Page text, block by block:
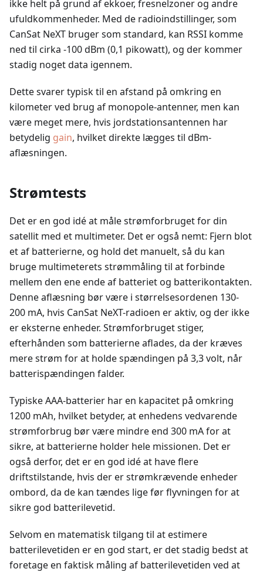
ikke helt på grund af ekkoer, fresnelzoner og andre
ufuldkommenheder. Med de radioindstillinger, som
CanSat NeXT bruger som standard, kan RSSI komme
ned til cirka -100 dBm (0,1 pikowatt), og der kommer
stadig noget data igennem.
Dette svarer typisk til en afstand på omkring en
kilometer ved brug af monopole-antenner, men kan
være meget mere, hvis jordstationsantennen har
betydelig gain, hvilket direkte lægges til dBm-
aflæsningen.
Strømtests
Det er en god idé at måle strømforbruget for din
satellit med et multimeter. Det er også nemt: Fjern blot
et af batterierne, og hold det manuelt, så du kan
bruge multimeterets strømmåling til at forbinde
mellem den ene ende af batteriet og batterikontakten.
Denne aflæsning bør være i størrelsesordenen 130-
200 mA, hvis CanSat NeXT-radioen er aktiv, og der ikke
er eksterne enheder. Strømforbruget stiger,
efterhånden som batterierne aflades, da der kræves
mere strøm for at holde spændingen på 3,3 volt, når
batterispændingen falder.
Typiske AAA-batterier har en kapacitet på omkring
1200 mAh, hvilket betyder, at enhedens vedvarende
strømforbrug bør være mindre end 300 mA for at
sikre, at batterierne holder hele missionen. Det er
også derfor, det er en god idé at have flere
driftstilstande, hvis der er strømkrævende enheder
ombord, da de kan tændes lige før flyvningen for at
sikre god batterilevetid.
Selvom en matematisk tilgang til at estimere
batterilevetiden er en god start, er det stadig bedst at
foretage en faktisk måling af batterilevetiden ved at